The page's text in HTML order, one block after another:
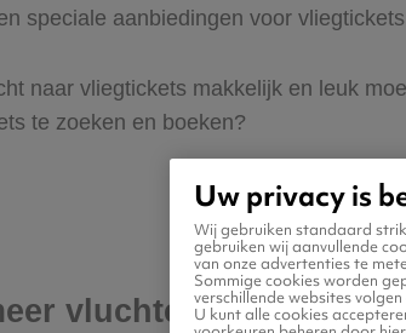
speciale aanbiedingen voor
naar vliegtickets makkelijk en leuk
te zoeken en boeken?
vluchten naar Del
Uw privacy is
Wij gebruiken standaard
gebruiken wij aanvullende
van onze advertenties te
Sommige cookies worden
verschillende websites
U kunt alle cookies